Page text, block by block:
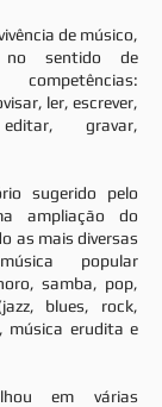
de músico,
no sentido de
ler, escrever,
gravar,
sugerido pelo
ampliação do
as mais diversas
popular
samba, pop,
blues, rock,
música erudita e
em várias